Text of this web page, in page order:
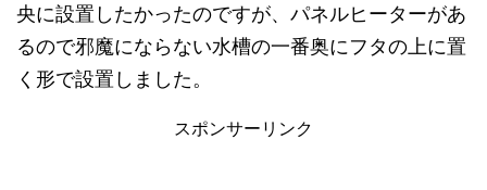
央に設置したかったのですが、パネルヒーターがあ
るので邪魔にならない水槽の一番奥にフタの上に置
く形で設置しました。
スポンサーリンク